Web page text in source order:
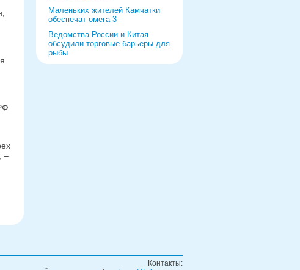
–
Маленьких жителей Камчатки
обеспечат омега-3
Ведомства России и Китая
обсудили торговые барьеры для
рыбы
Контакты: